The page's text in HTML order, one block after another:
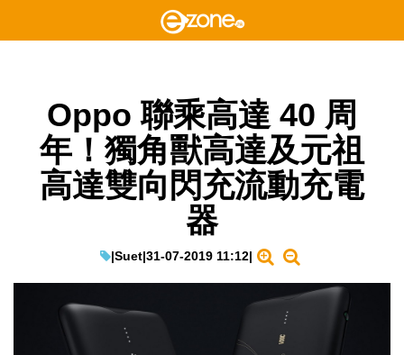
Oppo 聯乘高達 40 周
年！獨角獸高達及元祖
高達雙向閃充流動充電
器
|Suet|31-07-2019 11:12|